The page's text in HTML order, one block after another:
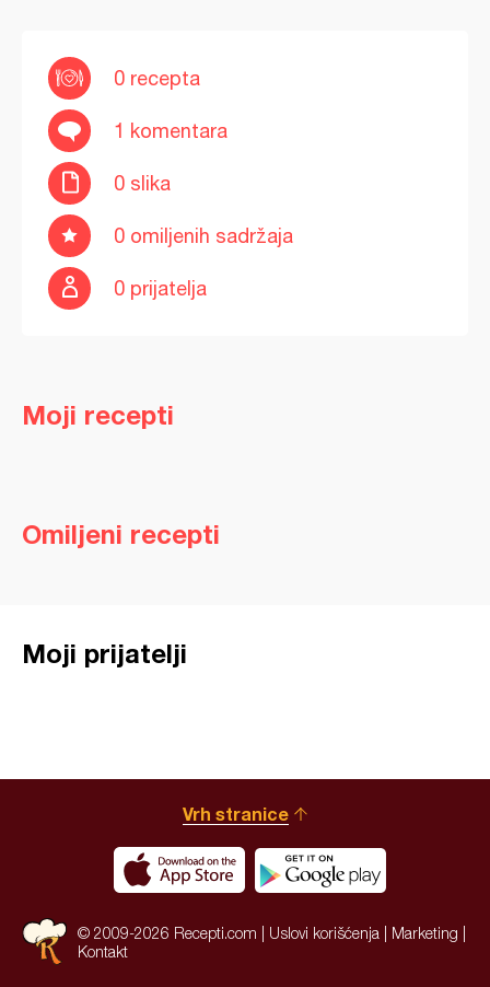
0 recepta
1 komentara
0 slika
0 omiljenih sadržaja
0 prijatelja
Moji recepti
Omiljeni recepti
Moji prijatelji
Vrh stranice
© 2009-2026 Recepti.com | Uslovi korišćenja Marketing
Kontakt